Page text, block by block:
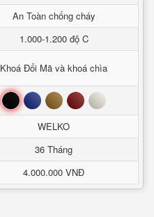
An Toàn chống cháy
1.000-1.200 độ C
Khoá Đổi Mã và khoá chìa
Đen Xanh Nâu Đỏ Trắng
WELKO
36 Tháng
4.000.000 VNĐ